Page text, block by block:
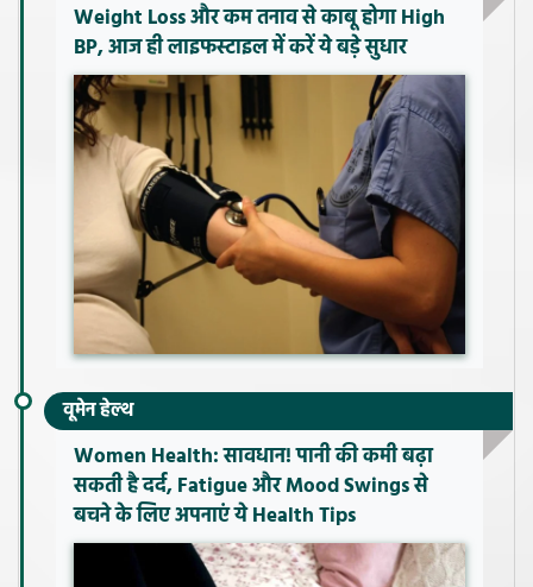
Weight Loss और कम तनाव से काबू होगा High
BP, आज ही लाइफस्टाइल में करें ये बड़े सुधार
वूमेन हेल्थ
Women Health: सावधान! पानी की कमी बढ़ा
सकती है दर्द, Fatigue और Mood Swings से
बचने के लिए अपनाएं ये Health Tips